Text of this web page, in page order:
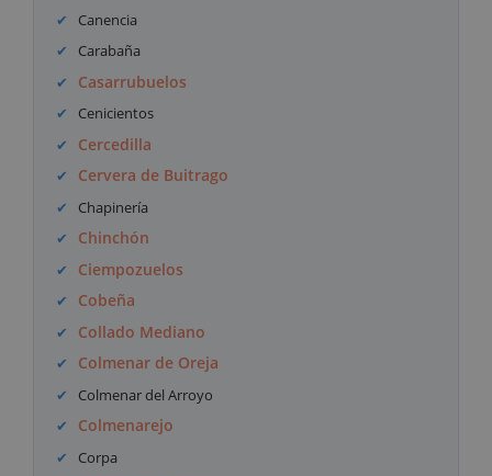
Canencia
Carabaña
Casarrubuelos
Cenicientos
Cercedilla
Cervera de Buitrago
Chapinería
Chinchón
Ciempozuelos
Cobeña
Collado Mediano
Colmenar de Oreja
Colmenar del Arroyo
Colmenarejo
Corpa